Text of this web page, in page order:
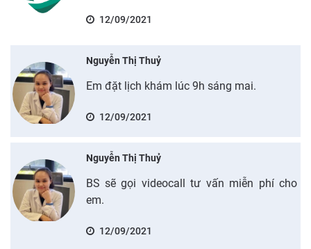
12/09/2021
Nguyễn Thị Thuỷ
Em đặt lịch khám lúc 9h sáng mai.
12/09/2021
Nguyễn Thị Thuỷ
BS sẽ gọi videocall tư vấn miễn phí cho
em.
12/09/2021